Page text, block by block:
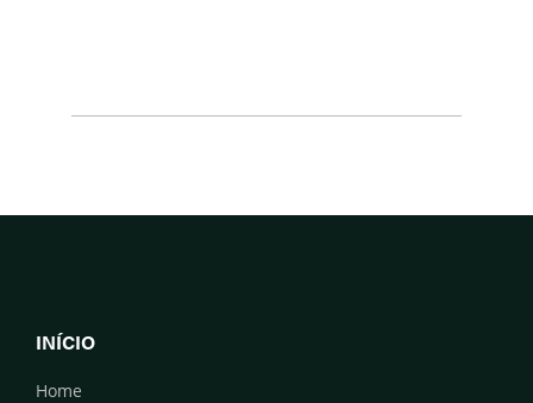
INÍCIO
Home